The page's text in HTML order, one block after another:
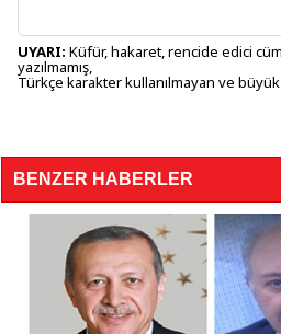
UYARI: Küfür, hakaret, rencide edici
yazılmamış,
Türkçe karakter kullanılmayan ve
BENZER HABERLER